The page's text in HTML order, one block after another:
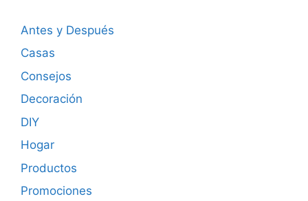
Antes y Después
Casas
Consejos
Decoración
DIY
Hogar
Productos
Promociones